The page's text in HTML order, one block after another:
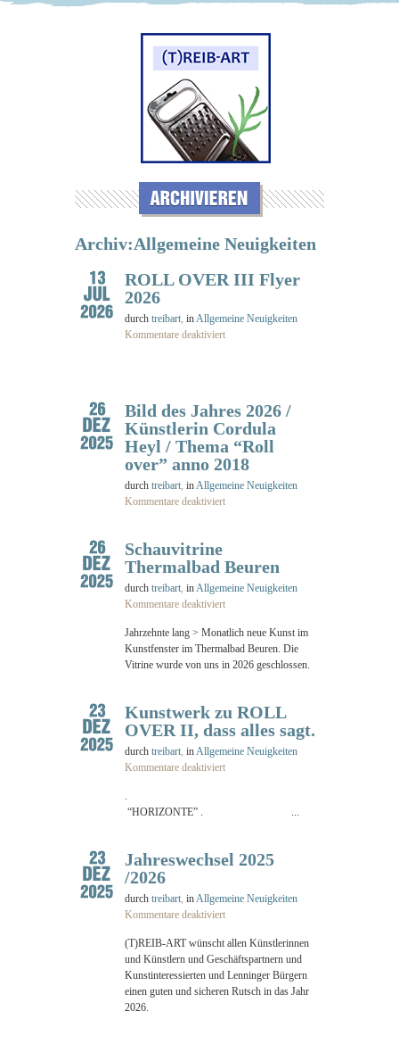
Archiv:Allgemeine Neuigkeiten
ROLL OVER III Flyer
2026
durch treibart, inAllgemeine Neuigkeiten
Kommentare deaktiviert
Bild des Jahres 2026 /
Künstlerin Cordula
Heyl / Thema “Roll
over” anno 2018
durch treibart, inAllgemeine Neuigkeiten
Kommentare deaktiviert
Schauvitrine
Thermalbad Beuren
durch treibart, inAllgemeine Neuigkeiten
Kommentare deaktiviert
Jahrzehnte lang > Monatlich neue Kunst im
Kunstfenster im Thermalbad Beuren. Die
Vitrine wurde von uns in 2026 geschlossen.
Kunstwerk zu ROLL
OVER II, dass alles sagt.
durch treibart, inAllgemeine Neuigkeiten
Kommentare deaktiviert
.
“HORIZONTE” . ...
Jahreswechsel 2025
/2026
durch treibart, inAllgemeine Neuigkeiten
Kommentare deaktiviert
(T)REIB-ART wünscht allen Künstlerinnen
und Künstlern und Geschäftspartnern und
Kunstinteressierten und Lenninger Bürgern
einen guten und sicheren Rutsch in das Jahr
2026.